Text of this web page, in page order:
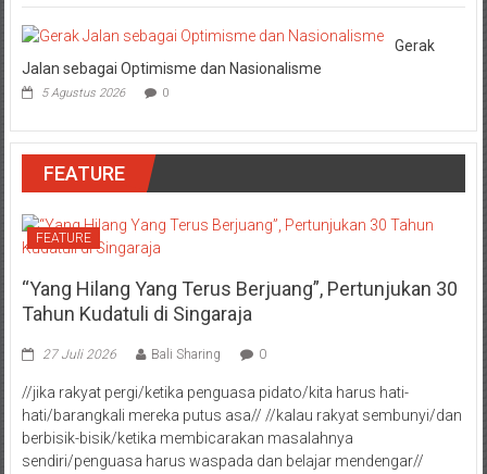
Gerak
Jalan sebagai Optimisme dan Nasionalisme
5 Agustus 2026 0
FEATURE
FEATURE
“Yang Hilang Yang Terus Berjuang”, Pertunjukan 30
Tahun Kudatuli di Singaraja
27 Juli 2026 Bali Sharing 0
//jika rakyat pergi/ketika penguasa pidato/kita harus hati-
hati/barangkali mereka putus asa// //kalau rakyat sembunyi/dan
berbisik-bisik/ketika membicarakan masalahnya
sendiri/penguasa harus waspada dan belajar mendengar//